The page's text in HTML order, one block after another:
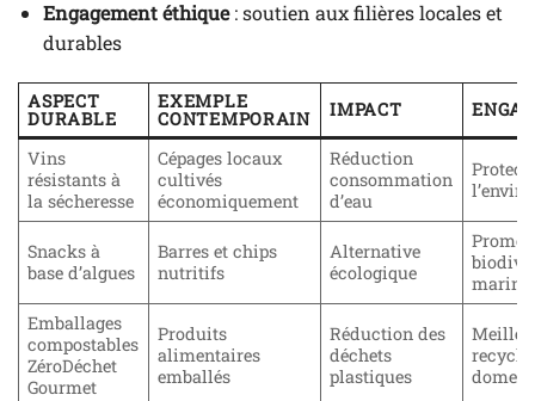
Engagement éthique: soutien aux filières locales et
durables
ASPECT
DURABLE
EXEMPLE
CONTEMPORAIN IMPACT
Vins
résistants à
la sécheresse
Cépages locaux
cultivés
économiquement
Réduction
consommation
d’eau
Snacks à
base d’algues
Barres et chips
nutritifs
Alternative
écologique
marine
Emballages
compostables
ZéroDéchet
Gourmet
Produits
alimentaires
emballés
Réduction des
déchets
plastiques